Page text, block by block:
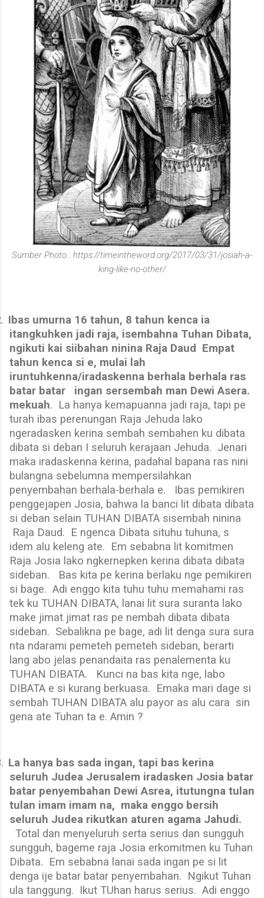
Sumber Photo : https://timeintheword.org/2017/03/31/josiah-a-
king-like-no-other/
Ibas umurna 16 tahun, 8 tahun kenca ia
itangkuhken jadi raja, isembahna Tuhan Dibata,
ngikuti kai siibahan ninina Raja Daud
Empat
tahun kenca si e, mulai lah
iruntuhkenna/iradaskenna berhala berhala ras
batar batar
ingan sersembah man Dewi Asera.
mekuah. La hanya kemapuanna jadi raja, tapi pe
turah ibas perenungan Raja Jehuda lako
ngeradasken kerina sembah sembahen ku dibata
dibata si deban I seluruh kerajaan Jehuda. Jenari
maka iradaskenna kerina, padahal bapana ras nini
bulangna sebelumna mempersilahkan
penyembahan berhala-berhala e.
Ibas pemikiren
penggejapen Josia, bahwa la banci lit dibata dibata
si deban selain TUHAN DIBATA sisembah ninina
Raja Daud. E ngenca Dibata situhu tuhuna, s
idem alu keleng ate. Em sebabna lit komitmen
Raja Josia lako ngkernepken kerina dibata dibata
sideban.
Bas kita pe kerina berlaku nge pemikiren
si bage. Adi enggo kita tuhu tuhu memahami ras
tek ku TUHAN DIBATA, lanai lit sura suranta lako
make jimat jimat ras pe nembah dibata dibata
sideban. Sebalikna pe bage, adi lit denga sura sura
nta ndarami pemeteh pemeteh sideban, berarti
lang abo jelas penandaita ras penalementa ku
TUHAN DIBATA.
Kunci na bas kita nge, labo
DIBATA e si kurang berkuasa. Emaka mari dage si
sembah TUHAN DIBATA alu payor as alu cara sin
gena ate Tuhan ta e. Amin ?
La hanya bas sada ingan, tapi bas kerina
seluruh Judea Jerusalem iradasken Josia batar
batar penyembahan Dewi Asrea, itutungna tulan
tulan imam imam na, maka enggo bersih
seluruh Judea rikutkan aturen agama Jahudi.
Total dan menyeluruh serta serius dan sungguh
sungguh, bageme raja Josia erkomitmen ku Tuhan
Dibata. Em sebabna lanai sada ingan pe si lit
denga ije batar batar penyembahan. Ngikut Tuhan
ula tanggung. Ikut TUhan harus serius. Adi enggo